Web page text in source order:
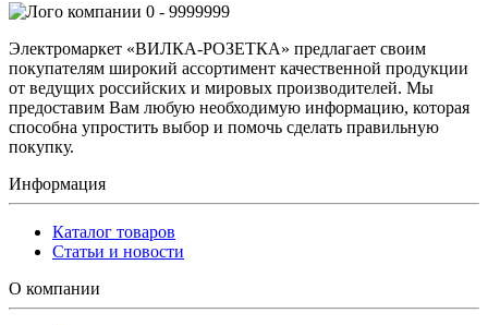
0 - 9999999
Электромаркет «ВИЛКА-РОЗЕТКА» предлагает своим
покупателям широкий ассортимент качественной продукции
от ведущих российских и мировых производителей. Мы
предоставим Вам любую необходимую информацию, которая
способна упростить выбор и помочь сделать правильную
покупку.
Информация
Каталог товаров
Статьи и новости
О компании